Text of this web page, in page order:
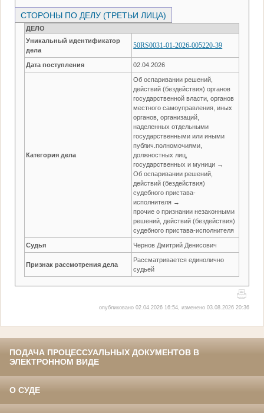
СТОРОНЫ ПО ДЕЛУ (ТРЕТЬИ ЛИЦА)
ДЕЛО
Уникальный идентификатор
дела
50RS0031-01-2026-005220-39
Дата поступления 02.04.2026
Категория дела
Об оспаривании решений,
действий (бездействия) органов
государственной власти, органов
местного самоуправления, иных
органов, организаций,
наделенных отдельными
государственными или иными
публич.полномочиями,
должностных лиц,
государственных и муници →
Об оспаривании решений,
действий (бездействия)
судебного пристава-
исполнителя →
прочие о признании незаконными
решений, действий (бездействия)
судебного пристава-исполнителя
Судья Чернов Дмитрий Денисович
Признак рассмотрения дела
Рассматривается единолично
судьей
опубликовано 02.04.2026 16:54, изменено 03.08.2026 20:36
ПОДАЧА ПРОЦЕССУАЛЬНЫХ ДОКУМЕНТОВ В
ЭЛЕКТРОННОМ ВИДЕ
О СУДЕ